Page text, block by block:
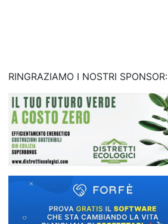
RINGRAZIAMO I NOSTRI SPONSOR: